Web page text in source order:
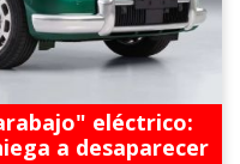
eléctrico:
a desaparecer